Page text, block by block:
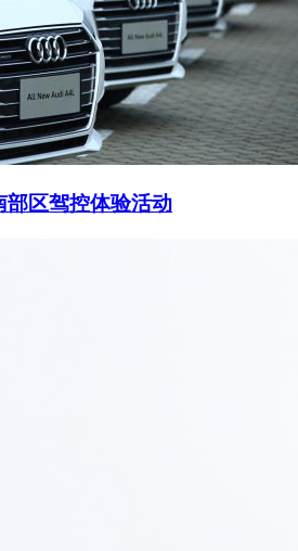
区驾控体验活动